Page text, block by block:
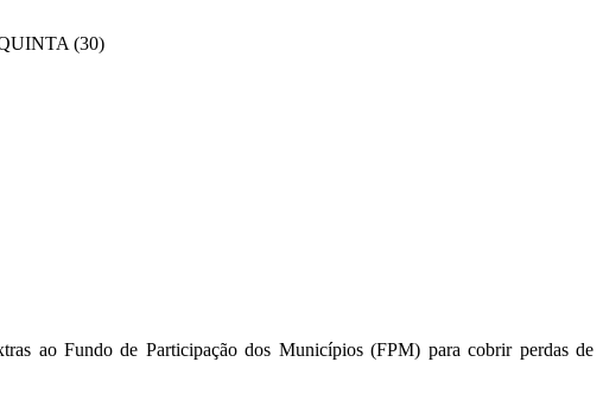
(30)
ao Fundo de Participação dos Municípios (FPM) para cobrir perdas de